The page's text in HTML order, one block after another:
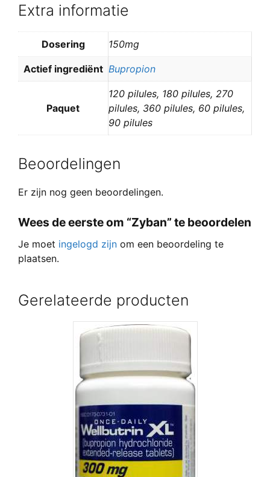
Extra informatie
Dosering 150mg
Actief ingrediënt Bupropion
Paquet
120 pilules, 180 pilules, 270
pilules, 360 pilules, 60 pilules,
90 pilules
Beoordelingen
Er zijn nog geen beoordelingen.
Wees de eerste om “Zyban” te beoordelen
Je moet ingelogd zijn om een beoordeling te
plaatsen.
Gerelateerde producten